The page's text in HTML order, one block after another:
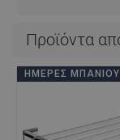
Προϊόντα
ΗΜΈΡΕΣ ΜΠΆΝΙΟΥ